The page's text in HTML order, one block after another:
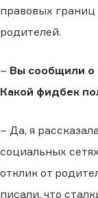
правовых
родителей.
– Вы сообщили о
Какой фидбек
– Да, я
социальных
отклик от
писали, что